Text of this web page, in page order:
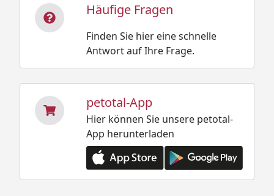
Häufige Fragen
Finden Sie hier eine schnelle
Antwort auf Ihre Frage.
petotal-App
Hier können Sie unsere petotal-
App herunterladen